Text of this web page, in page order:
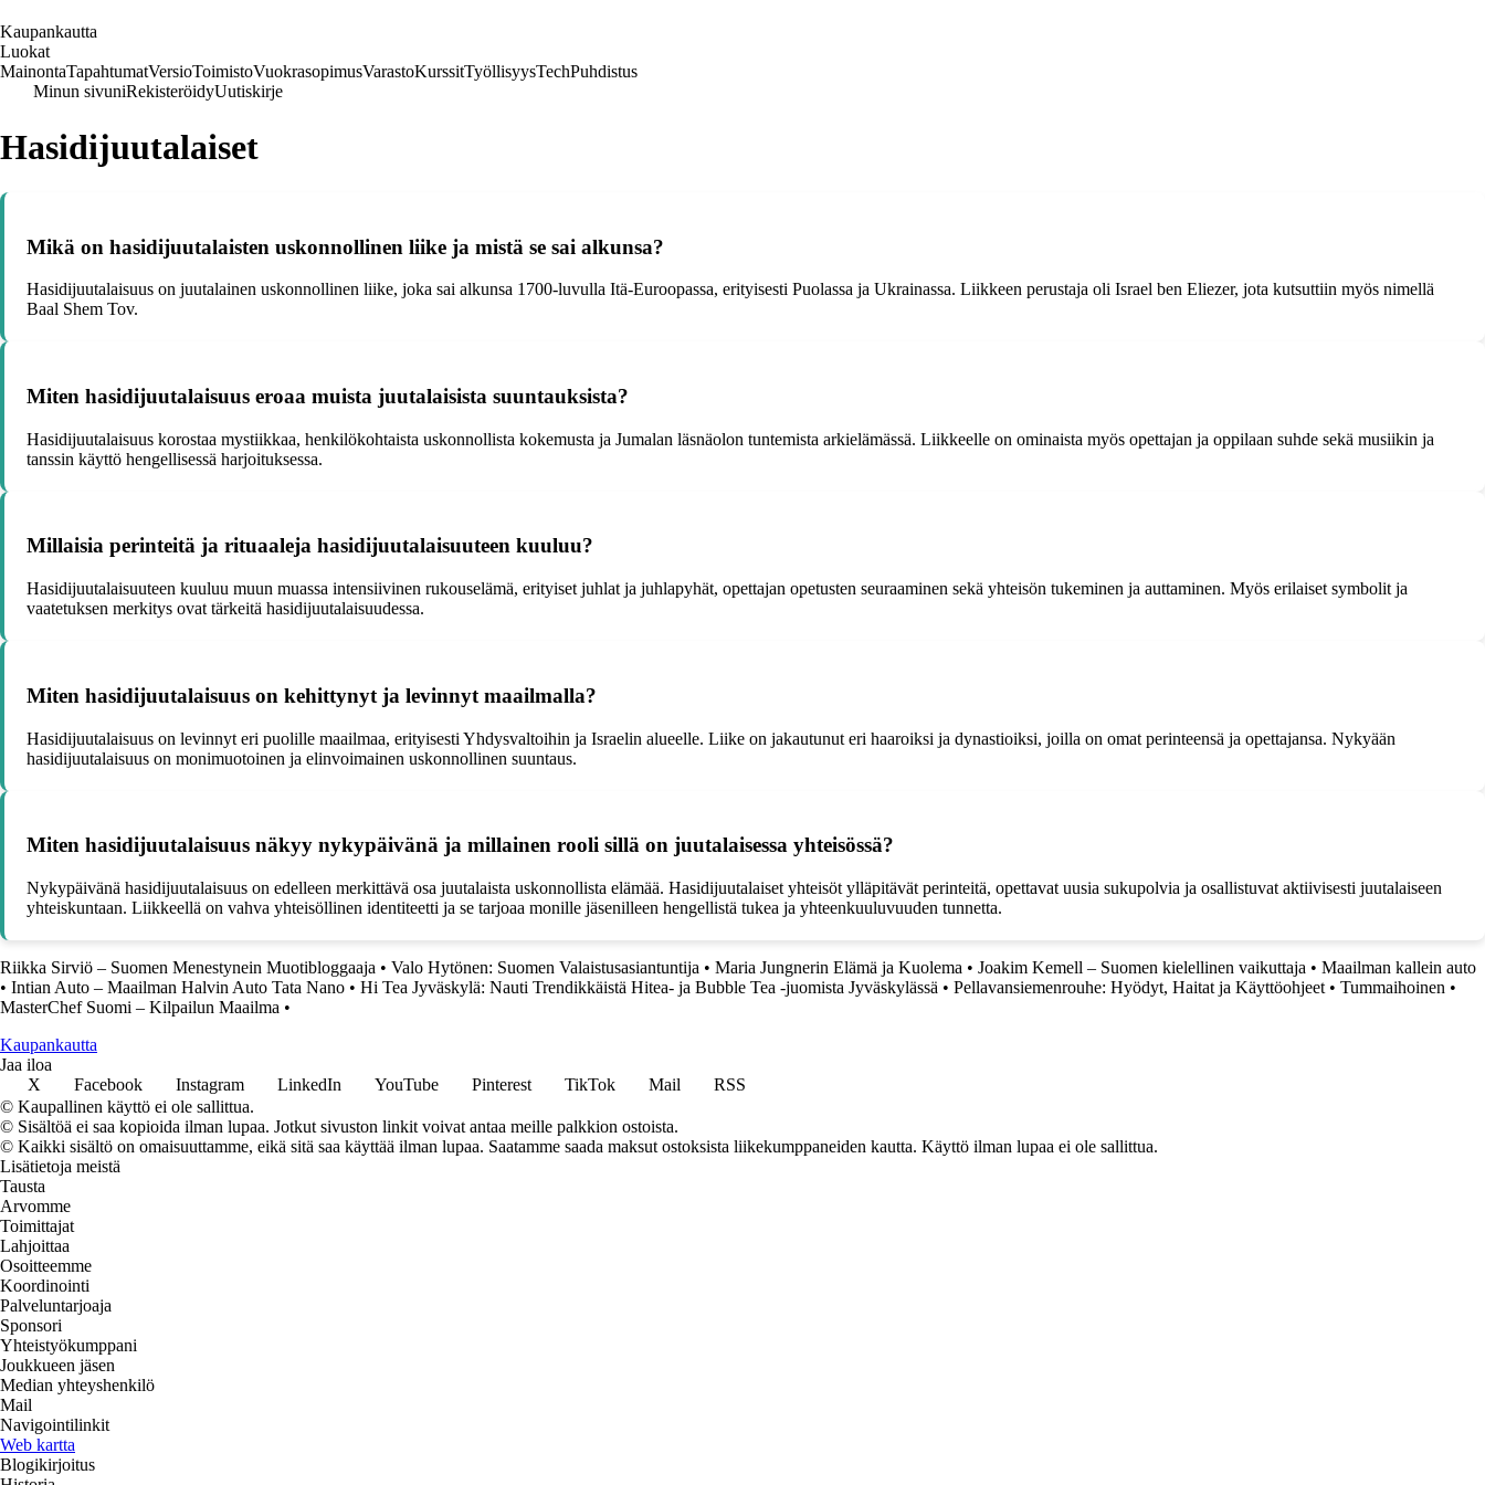
Kaupankautta
Luokat
MainontaTapahtumatVersioToimistoVuokrasopimusVarastoKurssitTyöllisyysTechPuhdistus
Minun sivuniRekisteröidyUutiskirje
Hasidijuutalaiset
Mikä on hasidijuutalaisten uskonnollinen liike ja mistä se sai alkunsa?
Hasidijuutalaisuus on juutalainen uskonnollinen liike, joka sai alkunsa 1700-luvulla Itä-Euroopassa, erityisesti Puolassa ja Ukrainassa. Liikkeen perustaja oli Israel ben Eliezer, jota kutsuttiin myös nimellä
Baal Shem Tov.
Miten hasidijuutalaisuus eroaa muista juutalaisista suuntauksista?
Hasidijuutalaisuus korostaa mystiikkaa, henkilökohtaista uskonnollista kokemusta ja Jumalan läsnäolon tuntemista arkielämässä. Liikkeelle on ominaista myös opettajan ja oppilaan suhde sekä musiikin ja
tanssin käyttö hengellisessä harjoituksessa.
Millaisia perinteitä ja rituaaleja hasidijuutalaisuuteen kuuluu?
Hasidijuutalaisuuteen kuuluu muun muassa intensiivinen rukouselämä, erityiset juhlat ja juhlapyhät, opettajan opetusten seuraaminen sekä yhteisön tukeminen ja auttaminen. Myös erilaiset symbolit ja
vaatetuksen merkitys ovat tärkeitä hasidijuutalaisuudessa.
Miten hasidijuutalaisuus on kehittynyt ja levinnyt maailmalla?
Hasidijuutalaisuus on levinnyt eri puolille maailmaa, erityisesti Yhdysvaltoihin ja Israelin alueelle. Liike on jakautunut eri haaroiksi ja dynastioiksi, joilla on omat perinteensä ja opettajansa. Nykyään
hasidijuutalaisuus on monimuotoinen ja elinvoimainen uskonnollinen suuntaus.
Miten hasidijuutalaisuus näkyy nykypäivänä ja millainen rooli sillä on juutalaisessa yhteisössä?
Nykypäivänä hasidijuutalaisuus on edelleen merkittävä osa juutalaista uskonnollista elämää. Hasidijuutalaiset yhteisöt ylläpitävät perinteitä, opettavat uusia sukupolvia ja osallistuvat aktiivisesti juutalaiseen
yhteiskuntaan. Liikkeellä on vahva yhteisöllinen identiteetti ja se tarjoaa monille jäsenilleen hengellistä tukea ja yhteenkuuluvuuden tunnetta.
Riikka Sirviö – Suomen Menestynein Muotibloggaaja • Valo Hytönen: Suomen Valaistusasiantuntija • Maria Jungnerin Elämä ja Kuolema • Joakim Kemell – Suomen kielellinen vaikuttaja • Maailman kallein auto
• Intian Auto – Maailman Halvin Auto Tata Nano • Hi Tea Jyväskylä: Nauti Trendikkäistä Hitea- ja Bubble Tea -juomista Jyväskylässä • Pellavansiemenrouhe: Hyödyt, Haitat ja Käyttöohjeet • Tummaihoinen •
MasterChef Suomi – Kilpailun Maailma •
Kaupankautta
Jaa iloa
X
Facebook Instagram LinkedIn YouTube Pinterest TikTok Mail
RSS
© Kaupallinen käyttö ei ole sallittua.
© Sisältöä ei saa kopioida ilman lupaa. Jotkut sivuston linkit voivat antaa meille palkkion ostoista.
© Kaikki sisältö on omaisuuttamme, eikä sitä saa käyttää ilman lupaa. Saatamme saada maksut ostoksista liikekumppaneiden kautta. Käyttö ilman lupaa ei ole sallittua.
Lisätietoja meistä
Tausta
Arvomme
Toimittajat
Lahjoittaa
Osoitteemme
Koordinointi
Palveluntarjoaja
Sponsori
Yhteistyökumppani
Joukkueen jäsen
Median yhteyshenkilö
Mail
Navigointilinkit
Web kartta
Blogikirjoitus